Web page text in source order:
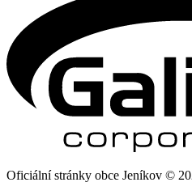
Oficiální stránky obce Jeníkov ©